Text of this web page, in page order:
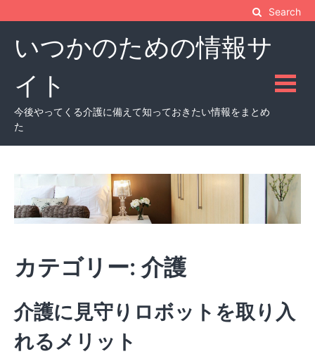
content
Search
いつかのための情報サ
イト
今後やってくる介護に備えて知っておきたい情報をまとめ
た
カテゴリー: 介護
介護に見守りロボットを取り入
れるメリット